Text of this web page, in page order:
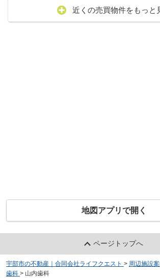
近くの売買物件をもっと
地図アプリで開く
ページトップへ
宇部市の不動産｜合同会社ライフクエスト > 周辺施設
歯科 > 山内歯科